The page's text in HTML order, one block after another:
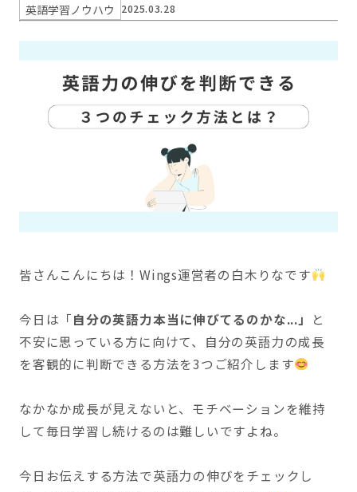
英語学習ノウハウ 2025.03.28
皆さんこんにちは！Wings運営者の白木りなです
今日は「自分の英語力本当に伸びてるのかな...」
と
不安に思っている方に向けて、自分の英語力の成長
を客観的に判断できる方法を3つご紹介します
なかなか成長が見えないと、モチベーションを維持
して毎日学習し続けるのは難しいですよね。
今日お伝えする方法で英語力の伸びをチェックし